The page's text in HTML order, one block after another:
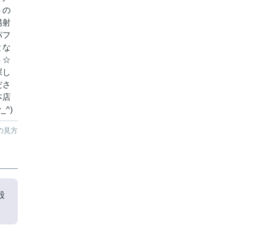
の
射
フ
な
☆
店
見方